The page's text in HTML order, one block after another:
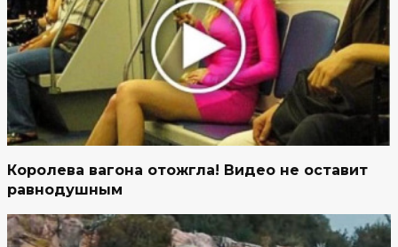
Королева вагона отожгла! Видео не оставит
равнодушным